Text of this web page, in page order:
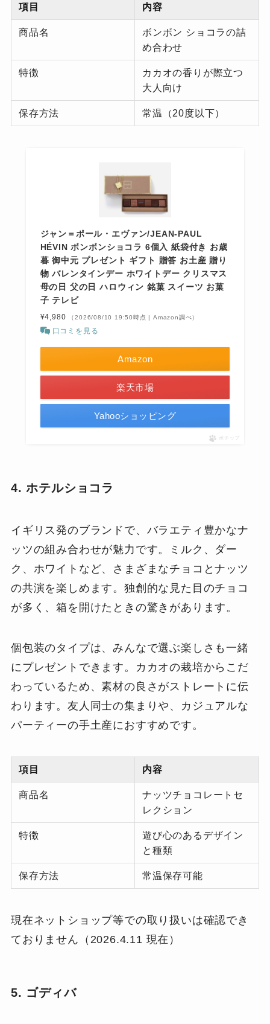
項目 内容
商品名
ボンボン ショコラの詰
め合わせ
特徴
カカオの香りが際立つ
大人向け
保存方法 常温（20度以下）
ジャン＝ポール・エヴァン/JEAN-PAUL
HÉVIN ボンボンショコラ 6個入 紙袋付き お歳
暮 御中元 プレゼント ギフト 贈答 お土産 贈り
物 バレンタインデー ホワイトデー クリスマス
母の日 父の日 ハロウィン 銘菓 スイーツ お菓
子 テレビ
¥4,980 （2026/08/10 19:50時点 | Amazon調べ）
口コミを見る
Amazon
楽天市場
Yahooショッピング
ポチップ
4. ホテルショコラ
イギリス発のブランドで、バラエティ豊かなナ
ッツの組み合わせが魅力です。ミルク、ダー
ク、ホワイトなど、さまざまなチョコとナッツ
の共演を楽しめます。独創的な見た目のチョコ
が多く、箱を開けたときの驚きがあります。
個包装のタイプは、みんなで選ぶ楽しさも一緒
にプレゼントできます。カカオの栽培からこだ
わっているため、素材の良さがストレートに伝
わります。友人同士の集まりや、カジュアルな
パーティーの手土産におすすめです。
項目 内容
商品名
ナッツチョコレートセ
レクション
特徴
遊び心のあるデザイン
と種類
保存方法 常温保存可能
現在ネットショップ等での取り扱いは確認でき
ておりません（2026.4.11 現在）
5. ゴディバ